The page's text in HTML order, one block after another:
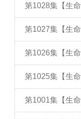
第1028集【生
第1027集【生
第1026集【生
第1025集【生
第1001集【生